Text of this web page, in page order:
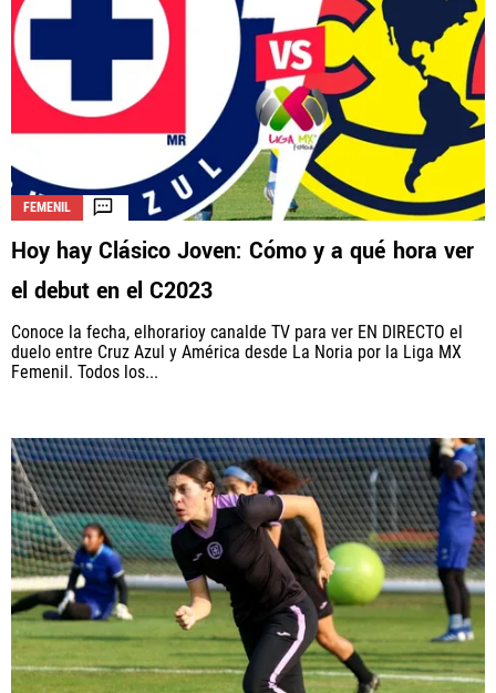
FEMENIL
Hoy hay Clásico Joven: Cómo y a qué hora ver
el debut en el C2023
Conoce la fecha, elhorarioy canalde TV para ver EN DIRECTO el
duelo entre Cruz Azul y América desde La Noria por la Liga MX
Femenil. Todos los...